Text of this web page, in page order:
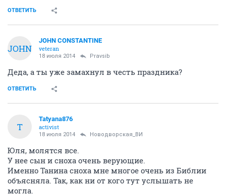
ОТВЕТИТЬ
JOHN
JOHN CONSTANTINE
veteran
18 июля 2014 Pravsib
Деда, а ты уже замахнул в честь праздника?
ОТВЕТИТЬ
T
Tatyana876
activist
18 июля 2014 Новодворcкая_ВИ
Юля, молятся все.
У нее сын и сноха очень верующие.
Именно Танина сноха мне многое очень из Библии
объясняла. Так, как ни от кого тут услышать не
могла.